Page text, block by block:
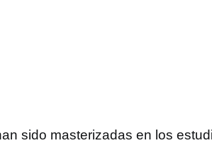
sido masterizadas en los